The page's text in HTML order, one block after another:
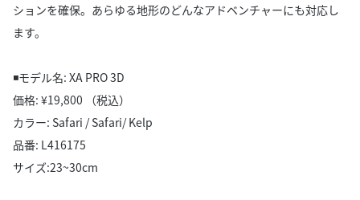
ションを確保。あらゆる地形のどんなアドベンチャーにも対応し
ます。
◾️モデル名: XA PRO 3D
価格: ¥19,800 （税込）
カラー: Safari / Safari/ Kelp
品番: L416175
サイズ:23~30cm